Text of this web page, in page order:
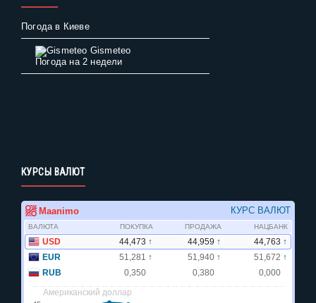
Погода в Киеве
Gismeteo
Погода на 2 недели
КУРСЫ ВАЛЮТ